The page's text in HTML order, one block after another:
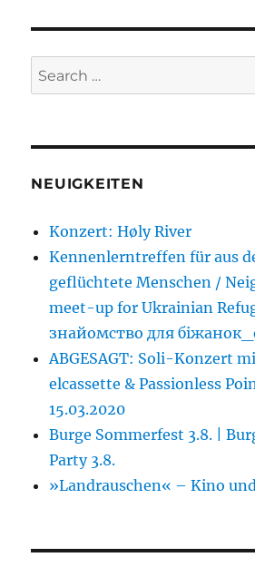
Search
for:
NEUIGKEITEN
Konzert: Høly River
Kennenlerntreffen für aus
geflüchtete Menschen /
meet-up for Ukrainian
знайомство для
ABGESAGT: Soli-Konzert
elcassette & Passionless
15.03.2020
Burge Sommerfest 3.8. |
Party 3.8.
»Landrauschen« – Kino